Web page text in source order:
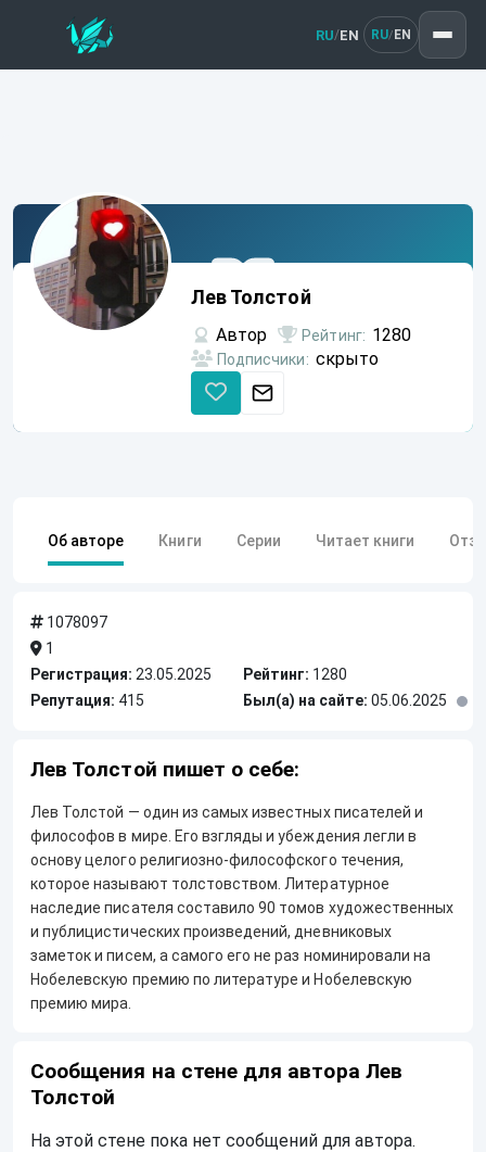
RU/EN RU/ EN
Лев
Толстой
Лев Толстой
Автор Рейтинг: 1280
Подписчики: скрыто
Об авторе Книги Серии Читает книги
1078097
1
Регистрация: 23.05.2025 Рейтинг: 1280
Репутация: 415 Был(а) на сайте: 05.06.2025
Лев Толстой пишет о себе:
Лев Толстой — один из самых известных писателей и
философов в мире. Его взгляды и убеждения легли в
основу целого религиозно-философского течения,
которое называют толстовством. Литературное
наследие писателя составило 90 томов художественных
и публицистических произведений, дневниковых
заметок и писем, а самого его не раз номинировали на
Нобелевскую премию по литературе и Нобелевскую
премию мира.
Сообщения на стене для автора Лев
Толстой
На этой стене пока нет сообщений для автора.